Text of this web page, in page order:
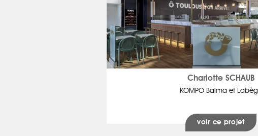
Charlotte SCHAUB
KOMPO Balma et
voir ce projet